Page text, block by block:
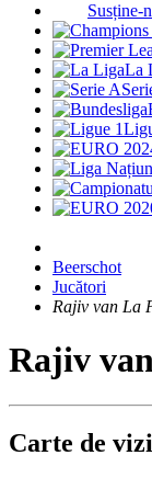
Susține-
La
Beerschot
Jucători
Rajiv van La
Rajiv
Carte de